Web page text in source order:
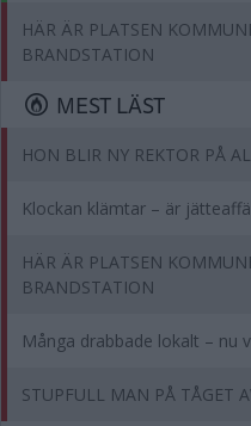
HÄR ÄR PLATSEN
BRANDSTATION
MEST LÄST
HON BLIR NY REKTOR PÅ
Klockan klämtar – är
HÄR ÄR PLATSEN
BRANDSTATION
Många drabbade lokalt – nu
STUPFULL MAN PÅ TÅGET